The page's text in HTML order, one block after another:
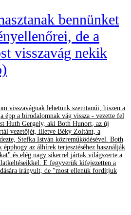
bennünket
de a
visszavág nekik
visszavágnak lehetünk szemtanúi, hiszen a
épp a birodalomnak vág vissza - vezette fel
Huth Gergely, aki Both Hunort, az új
vezetőjét, illetve Béky Zoltánt, a
Stefka István közreműködésével. Both
az álhírek terjesztéséhez használják
és elég nagy sikerrel jártak világszerte a
E fegyverük kifejezetten a
irányult, de "most ellenük fordítjuk